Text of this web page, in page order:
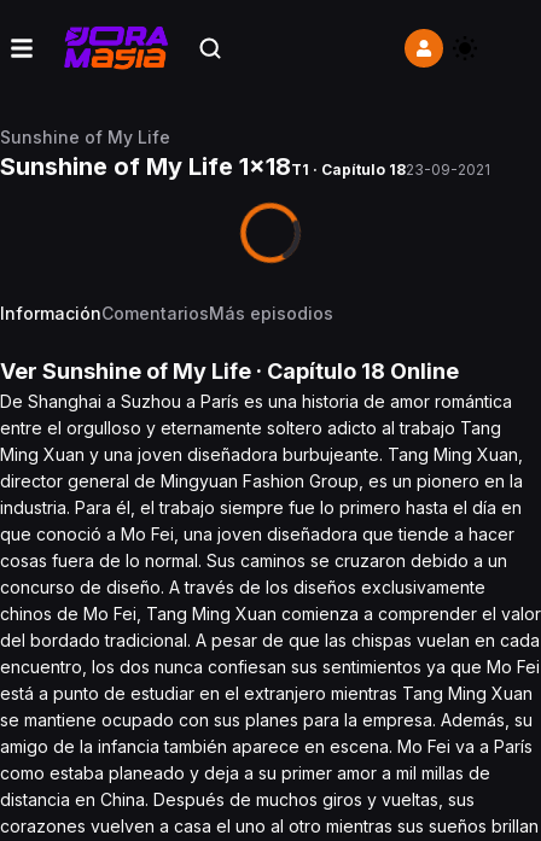
Sunshine of My Life
Sunshine of My Life 1x18T1 · Capítulo 1823-09-2021
InformaciónComentariosMás episodios
Ver Sunshine of My Life · Capítulo 18 Online
De Shanghai a Suzhou a París es una historia de amor romántica
entre el orgulloso y eternamente soltero adicto al trabajo Tang
Ming Xuan y una joven diseñadora burbujeante. Tang Ming Xuan,
director general de Mingyuan Fashion Group, es un pionero en la
industria. Para él, el trabajo siempre fue lo primero hasta el día en
que conoció a Mo Fei, una joven diseñadora que tiende a hacer
cosas fuera de lo normal. Sus caminos se cruzaron debido a un
concurso de diseño. A través de los diseños exclusivamente
chinos de Mo Fei, Tang Ming Xuan comienza a comprender el valor
del bordado tradicional. A pesar de que las chispas vuelan en cada
encuentro, los dos nunca confiesan sus sentimientos ya que Mo Fei
está a punto de estudiar en el extranjero mientras Tang Ming Xuan
se mantiene ocupado con sus planes para la empresa. Además, su
amigo de la infancia también aparece en escena. Mo Fei va a París
como estaba planeado y deja a su primer amor a mil millas de
distancia en China. Después de muchos giros y vueltas, sus
corazones vuelven a casa el uno al otro mientras sus sueños brillan